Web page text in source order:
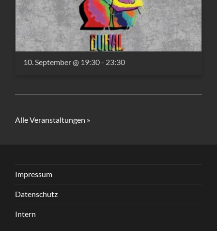
10. September @ 19:30- 23:30
Alle Veranstaltungen »
Impressum
Datenschutz
Intern